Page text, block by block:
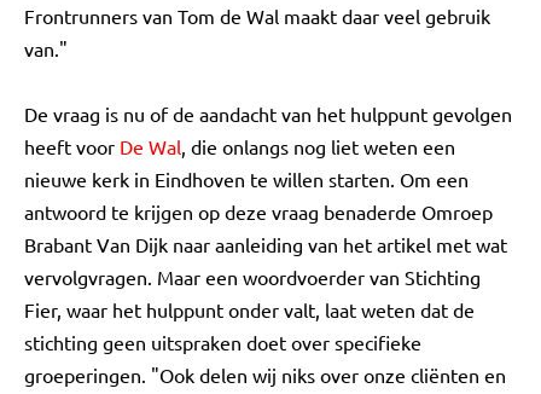
Frontrunners van Tom de Wal maakt daar veel gebruik
van."
De vraag is nu of de aandacht van het hulppunt gevolgen
heeft voor De Wal, die onlangs nog liet weten een
nieuwe kerk in Eindhoven te willen starten. Om een
antwoord te krijgen op deze vraag benaderde Omroep
Brabant Van Dijk naar aanleiding van het artikel met wat
vervolgvragen. Maar een woordvoerder van Stichting
Fier, waar het hulppunt onder valt, laat weten dat de
stichting geen uitspraken doet over specifieke
groeperingen. "Ook delen wij niks over onze cliënten en